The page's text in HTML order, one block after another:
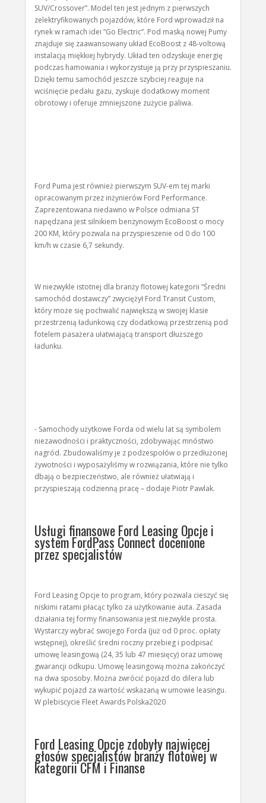
SUV/Crossover”. Model ten jest jednym z pierwszych
zelektryfikowanych pojazdów, które Ford wprowadził na
rynek w ramach idei “Go Electric”. Pod maską nowej Pumy
znajduje się zaawansowany układ EcoBoost z 48-voltową
instalacją miękkiej hybrydy. Układ ten odzyskuje energię
podczas hamowania i wykorzystuje ją przy przyspieszaniu.
Dzięki temu samochód jeszcze szybciej reaguje na
wciśnięcie pedału gazu, zyskuje dodatkowy moment
obrotowy i oferuje zmniejszone zużycie paliwa.
Ford Puma jest również pierwszym SUV-em tej marki
opracowanym przez inżynierów Ford Performance.
Zaprezentowana niedawno w Polsce odmiana ST
napędzana jest silnikiem benzynowym EcoBoost o mocy
200 KM, który pozwala na przyspieszenie od 0 do 100
km/h w czasie 6,7 sekundy.
W niezwykle istotnej dla branży flotowej kategorii “Średni
samochód dostawczy” zwyciężył Ford Transit Custom,
który może się pochwalić największą w swojej klasie
przestrzenią ładunkową czy dodatkową przestrzenią pod
fotelem pasażera ułatwiającą transport dłuższego
ładunku.
- Samochody użytkowe Forda od wielu lat są symbolem
niezawodności i praktyczności, zdobywając mnóstwo
nagród. Zbudowaliśmy je z podzespołów o przedłużonej
żywotności i wyposażyliśmy w rozwiązania, które nie tylko
dbają o bezpieczeństwo, ale również ułatwiają i
przyspieszają codzienną pracę – dodaje Piotr Pawlak.
Usługi finansowe Ford Leasing Opcje i
system FordPass Connect docenione
przez specjalistów
Ford Leasing Opcje to program, który pozwala cieszyć się
niskimi ratami płacąc tylko za użytkowanie auta. Zasada
działania tej formy finansowania jest niezwykle prosta.
Wystarczy wybrać swojego Forda (już od 0 proc. opłaty
wstępnej), określić średni roczny przebieg i podpisać
umowę leasingową (24, 35 lub 47 miesięcy) oraz umowę
gwarancji odkupu. Umowę leasingową można zakończyć
na dwa sposoby. Można zwrócić pojazd do dilera lub
wykupić pojazd za wartość wskazaną w umowie leasingu.
W plebiscycie Fleet Awards Polska2020
Ford Leasing Opcje zdobyły najwięcej
głosów specjalistów branży flotowej w
kategorii CFM i Finanse